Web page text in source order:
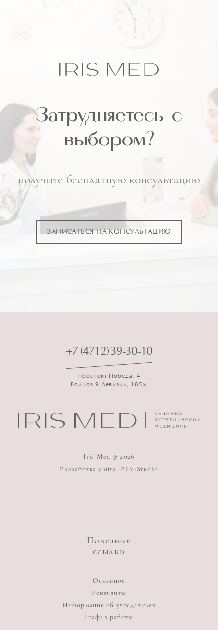
Затрудняетесь с
выбором?
получите бесплатную консультацию
ЗАПИСАТЬСЯ НА КОНСУЛЬТАЦИЮ
+7 (4712) 39-30-10
Проспект Победы, 4
Бойцов 9 Девизии, 185ж
Iris Med © 2026
Разработка сайта
BSV-Studio
Полезные
ссылки
Основное
Реквизиты
Информация об учредителях
График работы